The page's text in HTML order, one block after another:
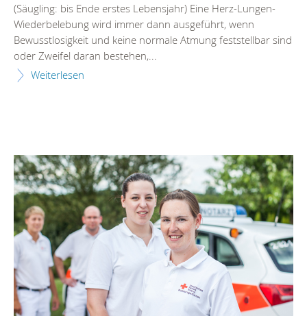
(Säugling: bis Ende erstes Lebensjahr) Eine Herz-Lungen-
Wiederbelebung wird immer dann ausgeführt, wenn
Bewusstlosigkeit und keine normale Atmung feststellbar sind
oder Zweifel daran bestehen,...
Weiterlesen